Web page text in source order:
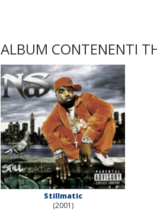
ALBUM CONTENENTI
Stillmatic
(2001)